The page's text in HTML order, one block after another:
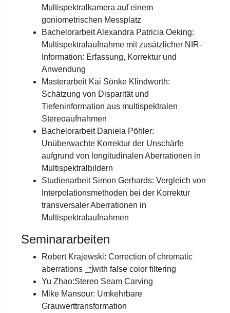
Multispektralkamera auf einem
goniometrischen Messplatz
Bachelorarbeit Alexandra Patricia Oeking:
Multispektralaufnahme mit zusätzlicher NIR-
Information: Erfassung, Korrektur und
Anwendung
Masterarbeit Kai Sönke Klindworth:
Schätzung von Disparität und
Tiefeninformation aus multispektralen
Stereoaufnahmen
Bachelorarbeit Daniela Pöhler:
Unüberwachte Korrektur der Unschärfe
aufgrund von longitudinalen Aberrationen in
Multispektralbildern
Studienarbeit Simon Gerhards: Vergleich von
Interpolationsmethoden bei der Korrektur
transversaler Aberrationen in
Multispektralaufnahmen
Seminararbeiten
Robert Krajewski: Correction of chromatic
aberrations with false color filtering
Yu Zhao:Stereo Seam Carving
Mike Mansour: Umkehrbare
Grauwerttransformation